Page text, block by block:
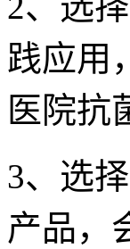
践应用
医院抗
3、选
产品，